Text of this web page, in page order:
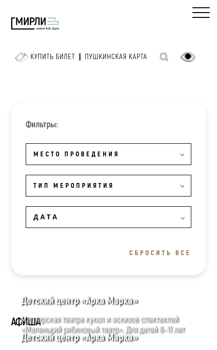
КУПИТЬ БИЛЕТ ПУШКИНСКАЯ КАРТА
Фильтры:
МЕСТО ПРОВЕДЕНИЯ
ТИП МЕРОПРИЯТИЯ
СБРОСИТЬ ВСЕ
АФИША
Детский центр «Арка Марка»
Мастерская театра кукол и эскизов спектаклей
«Маленький рябиновый театр». Для детей 8–11 лет
Детский центр «Арка Марка»